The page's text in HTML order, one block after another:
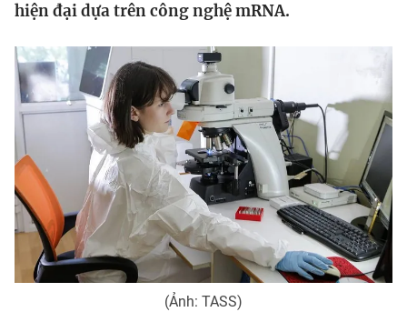
Tin tức
Thế giới đó đây
Câu chuyện quốc tế
Tài chính
Thị trường
Góc doanh nghiệp
Dữ liệu và đời sống
Truyền hình
Phim VTV
Hậu trường
Nhân vật
Khán giả
Giải trí
Điện ảnh
Âm nhạc
Đời sống
Du lịch
hiện đại dựa trên công nghệ mRNA.
(Ảnh: TASS)